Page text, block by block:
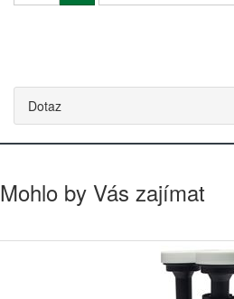
Dotaz
Mohlo by Vás zajímat